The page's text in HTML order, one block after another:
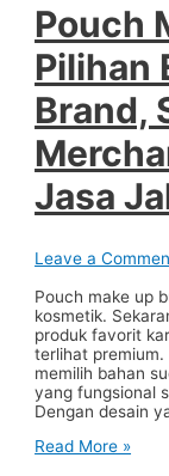
yang
Tepat
dan
Vendor
yang
Paham
Proses
|
Konveksi
tas
bandung
Pouch
Pilihan
Brand,
Jasa
Leave a
Pouch make up
kosmetik.
produk favorit
terlihat premium.
memilih bahan
yang fungsional
Dengan desain
Pouch
Read More »